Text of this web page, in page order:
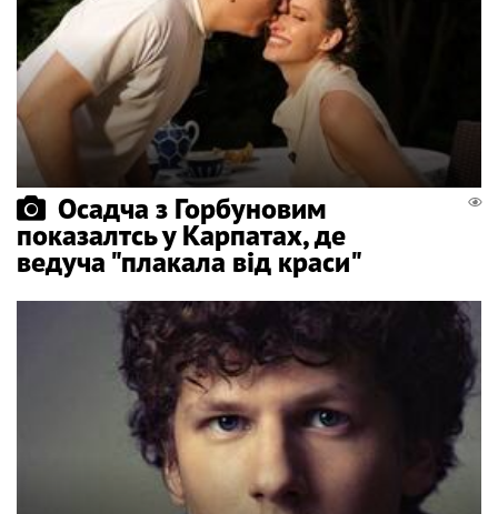
Осадча з Горбуновим
показалтсь у Карпатах, де
ведуча "плакала від краси"